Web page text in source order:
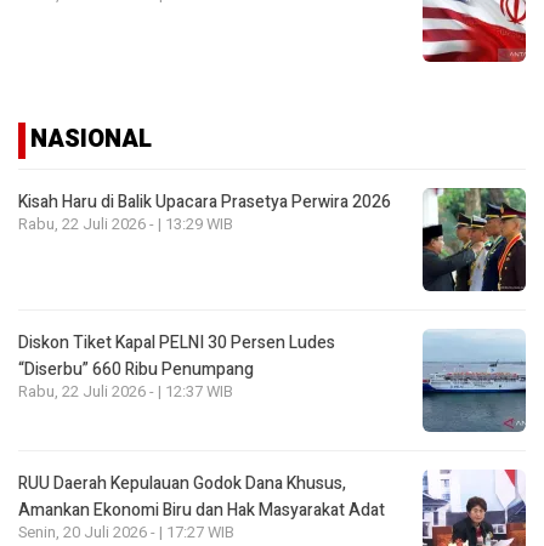
NASIONAL
Kisah Haru di Balik Upacara Prasetya Perwira 2026
Rabu, 22 Juli 2026 - | 13:29 WIB
Diskon Tiket Kapal PELNI 30 Persen Ludes
“Diserbu” 660 Ribu Penumpang
Rabu, 22 Juli 2026 - | 12:37 WIB
RUU Daerah Kepulauan Godok Dana Khusus,
Amankan Ekonomi Biru dan Hak Masyarakat Adat
Senin, 20 Juli 2026 - | 17:27 WIB